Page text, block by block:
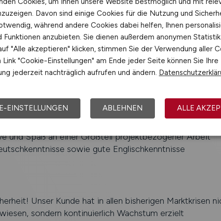
Testphasen bis hin zu Change-Management und
Ideen in die Deployment-Strategie ein und hilfst
und smarter zu gestalten
Anforderungen zu durchdringen und daraus
und Spaß an einer Großteil projektbezogener Arbeit
sowie gute Englischkenntnisse
Unser Kunde hat in allen bisherigen Marktkrisen
sondern kontinuierlich Wachstum erzielt
Davon sind einige Cookies für die Nutzung und
während andere Cookies dabei helfen, Ihnen
Funktionen anzubieten. Sie dienen außerdem anonymen
"Alle akzeptieren" klicken, stimmen Sie der Verwendung aller
"Cookie-Einstellungen" am Ende jeder Seite können Sie Ihre
jederzeit nachträglich aufrufen und ändern.
EINSTELLUNGEN ABLEHNEN ALLE